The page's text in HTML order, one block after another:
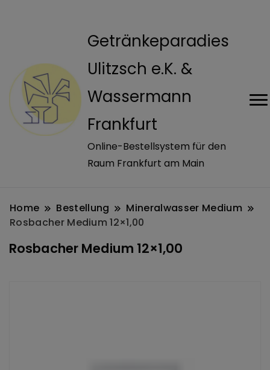
Getränkeparadies
Ulitzsch e.K. &
Wassermann
Frankfurt
Online-Bestellsystem für den
Raum Frankfurt am Main
Home Bestellung
Mineralwasser Medium
Rosbacher Medium 12×1,00
Rosbacher Medium 12×1,00